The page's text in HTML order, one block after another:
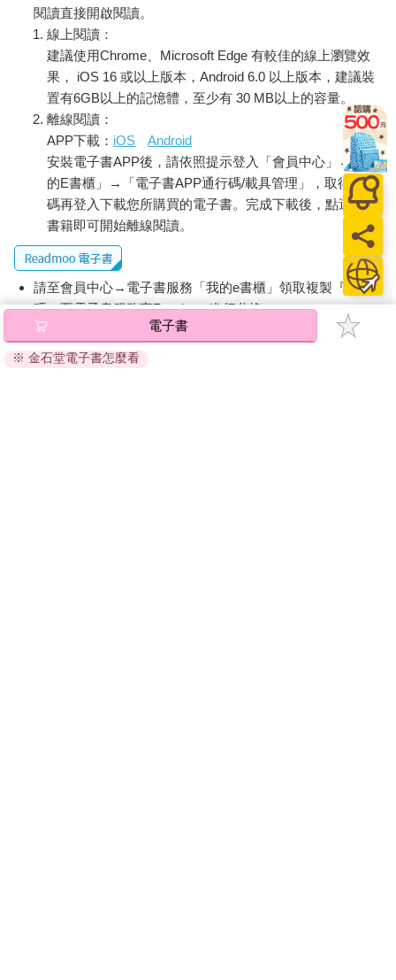
飛機降落在波卡拉機場。走出後，我有些意外，竟然比加德滿都
乾淨、淸爽、安靜多了，簡直是另一個國家。我理解了，基本
上，尼泊爾是「一個國家，兩個世界」：加德滿都是擠滿人的一
個世界，首都以外是另一世界。
我離開第一個世界，現在來到另一個世界。我喜歡這個世界的尼
泊爾。
被稱為「七湖之城」，波卡拉的湖泊很多。我住在費娃湖畔
（Phewa Lake）的魚尾小屋（Fish Tail Lodge），車子開不到，
必須划舟進入。
在碼頭，我登上沒有馬達的小舟，船夫搖著槳，小舟半陷半浮於
湖。人與湖很親近，像被包覆在母親子宮內的嬰孩。這不是矯情
的表演，而是尼泊爾的本色，我差一點忘了，這是還在使用葉子
碗的社會。
船到彼岸碼頭，樹林間的魚尾小屋。
為何取名「魚尾」？當地人指著湖的彼端，有一座不到七千公尺
的山，遠望如魚之尾。在高峰林立的喜馬拉雅山，不到八千公
尺，根本不值得一提。既然如此，魚尾峰（Machhapuchare）為
何大名鼎鼎？因為在尼泊爾人心中，這是印度教濕婆神住的聖
閱讀直接開啟閱讀。
線上閱讀：
建議使用Chrome、Microsoft Edge 有較佳的線上瀏覽效
果， iOS 16 或以上版本，Android 6.0 以上版本，建議裝
置有6GB以上的記憶體，至少有 30 MB以上的容量。
離線閱讀：
APP下載： iOS
Android
安裝電子書APP後，請依照提示登入「會員中心」→「我
的E書櫃」→「電子書APP通行碼/載具管理」，取得通行
碼再登入下載您所購買的電子書。完成下載後，點選任一
書籍即可開始離線閱讀。
請至會員中心→電子書服務「我的e書櫃」領取複製『兌換
碼』至電子書服務商Readmoo進行兌換。
退換貨須知：
因版權保護，您在金石堂所購買的電子書僅能以金石堂專屬
電子書
※ 金石堂電子書怎麼看